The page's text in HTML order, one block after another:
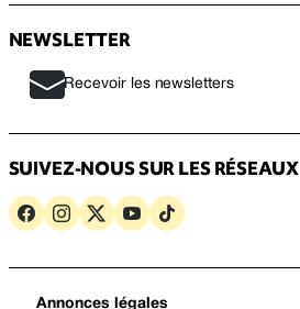
NEWSLETTER
Recevoir les newsletters
SUIVEZ-NOUS SUR LES RÉSEAUX
Annonces légales